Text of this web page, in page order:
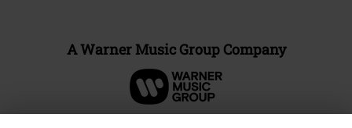
A Warner Music Group Company